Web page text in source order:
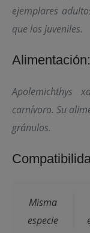
ejemplares
que los juveniles.
Alimentación:
Apolemichthys
carnívoro. Su
gránulos.
Misma
especie